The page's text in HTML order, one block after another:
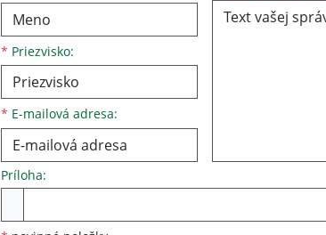
* Priezvisko:
* E-mailová adresa:
Príloha: